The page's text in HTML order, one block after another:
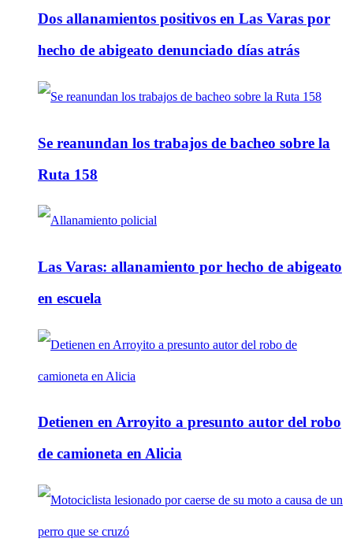
Dos allanamientos positivos en Las Varas por
hecho de abigeato denunciado días atrás
Se reanundan los trabajos de bacheo sobre la
Ruta 158
Las Varas: allanamiento por hecho de abigeato
en escuela
Detienen en Arroyito a presunto autor del robo
de camioneta en Alicia